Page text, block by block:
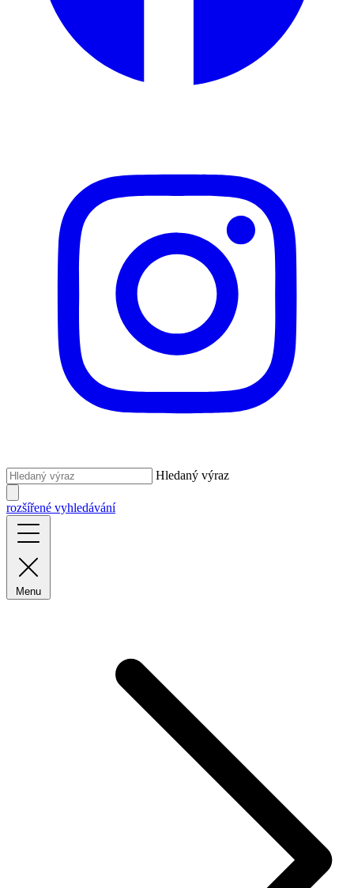
Hledaný výraz
rozšířené vyhledávání
Menu